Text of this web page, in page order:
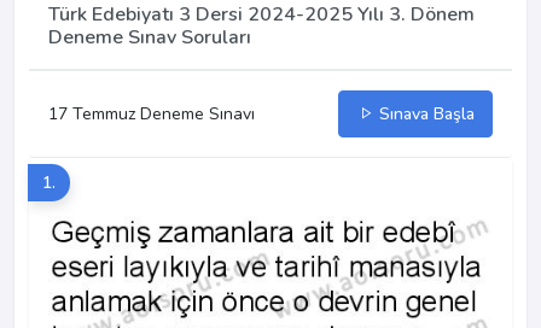
Türk Edebiyatı 3 Dersi 2024-2025 Yılı 3. Dönem
Deneme Sınav Soruları
17 Temmuz Deneme Sınavı Sınava Başla
1.